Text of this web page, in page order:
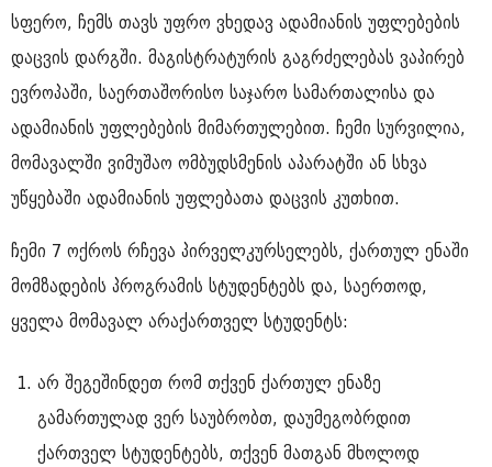
სფერო, ჩემს თავს უფრო ვხედავ ადამიანის უფლებების
დაცვის დარგში. მაგისტრატურის გაგრძელებას ვაპირებ
ევროპაში, საერთაშორისო საჯარო სამართალისა და
ადამიანის უფლებების მიმართულებით. ჩემი სურვილია,
მომავალში ვიმუშაო ომბუდსმენის აპარატში ან სხვა
უწყებაში ადამიანის უფლებათა დაცვის კუთხით.
ჩემი 7 ოქროს რჩევა პირველკურსელებს, ქართულ ენაში
მომზადების პროგრამის სტუდენტებს და, საერთოდ,
ყველა მომავალ არაქართველ სტუდენტს:
არ შეგეშინდეთ რომ თქვენ ქართულ ენაზე
გამართულად ვერ საუბრობთ, დაუმეგობრდით
ქართველ სტუდენტებს, თქვენ მათგან მხოლოდ